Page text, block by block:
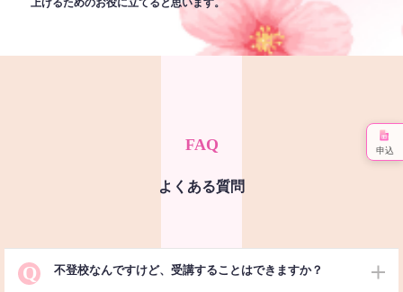
上げるためのお役に立てると思います。
FAQ
よくある質問
Q 不登校なんですけど、受講することはできますか？
申込